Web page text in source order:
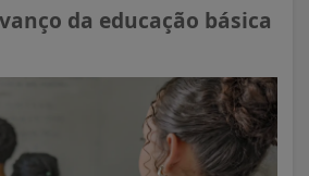
da educação básica